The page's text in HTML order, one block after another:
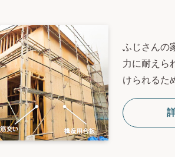
ふじさんの
力に耐えら
けられるた